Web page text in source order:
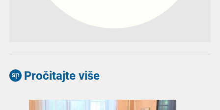
Pročitajte više